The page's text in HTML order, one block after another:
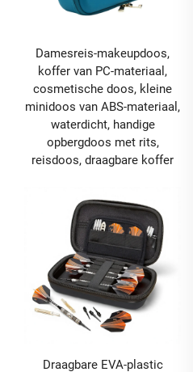
Damesreis-makeupdoos,
koffer van PC-materiaal,
cosmetische doos, kleine
minidoos van ABS-materiaal,
waterdicht, handige
opbergdoos met rits,
reisdoos, draagbare koffer
Draagbare EVA-plastic